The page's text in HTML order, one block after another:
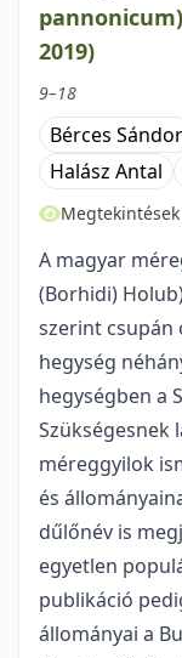
2019)
9–18
Bérces Sándor
Halász Antal
A magyar
(Borhidi)
szerint csupán
hegység
hegységben a
Szükségesnek
méreg­gyilok
és
dűlőnév is
egyetlen
publikáció
állományai a